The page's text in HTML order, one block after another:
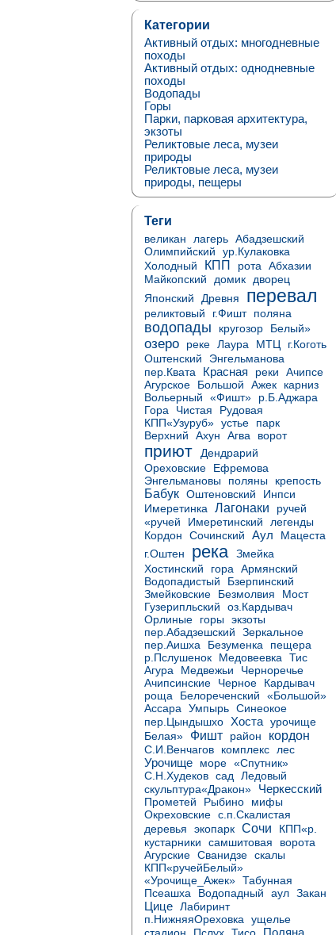
Категории
Активный отдых: многодневные
походы
Активный отдых: однодневные
походы
Водопады
Горы
Парки, парковая архитектура,
экзоты
Реликтовые леса, музеи
природы
Реликтовые леса, музеи
природы, пещеры
Теги
великан лагерь Абадзешский
Олимпийский
ур.Кулаковка
Холодный
КПП рота Абхазии
Майкопский домик дворец
Японский
Древня перевал
реликтовый г.Фишт поляна
водопады кругозор Белый»
озеро реке Лаура МТЦ
г.Коготь
Оштенский
Энгельманова
пер.Квата
Красная реки
Ачипсе
Агурское
Большой Ажек карниз
Вольерный «Фишт»
р.Б.Аджара
Гора
Чистая
Рудовая
КПП«Узуруб» устье
парк
Верхний
Ахун Агва ворот
приют
Дендрарий
Ореховские
Ефремова
Энгельмановы
поляны крепость
Бабук Оштеновский
Инпси
Имеретинка Лагонаки
ручей
«ручей
Имеретинский легенды
Кордон Сочинский Аул
Мацеста
г.Оштен
река Змейка
Хостинский гора Армянский
Водопадистый
Бзерпинский
Змейковские Безмолвия
Мост
Гузерипльский
оз.Кардывач
Орлиные
горы экзоты
пер.Абадзешский
Зеркальное
пер.Аишха
Безуменка
пещера
р.Пслушенок
Медовеевка Тис
Агура Медвежьи
Черноречье
Ачипсинские
Черное
Кардывач
роща
Белореченский
«Большой»
Ассара Умпырь Синеокое
пер.Цындышхо Хоста урочище
Белая»
Фишт район кордон
С.И.Венчагов комплекс лес
Урочище море «Спутник»
С.Н.Худеков сад Ледовый
скульптура«Дракон»
Черкесский
Прометей Рыбино
мифы
Окреховские с.п.Скалистая
деревья
экопарк Сочи
КПП«р.
кустарники
самшитовая ворота
Агурские Сванидзе скалы
КПП«ручейБелый»
«Урочище_Ажек» Табунная
Псеашха
Водопадный аул Закан
Цице Лабиринт
п.НижняяОреховка ущелье
Поляна